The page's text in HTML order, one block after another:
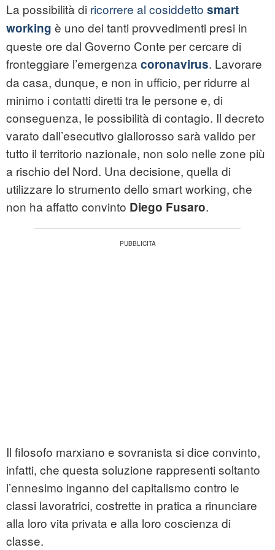
La possibilità di ricorrere al cosiddetto smart
working è uno dei tanti provvedimenti presi in
queste ore dal Governo Conte per cercare di
fronteggiare l’emergenza coronavirus. Lavorare
da casa, dunque, e non in ufficio, per ridurre al
minimo i contatti diretti tra le persone e, di
conseguenza, le possibilità di contagio. Il decreto
varato dall’esecutivo giallorosso sarà valido per
tutto il territorio nazionale, non solo nelle zone più
a rischio del Nord. Una decisione, quella di
utilizzare lo strumento dello smart working, che
non ha affatto convinto Diego Fusaro.
Il filosofo marxiano e sovranista si dice convinto,
infatti, che questa soluzione rappresenti soltanto
l’ennesimo inganno del capitalismo contro le
classi lavoratrici, costrette in pratica a rinunciare
alla loro vita privata e alla loro coscienza di
classe.